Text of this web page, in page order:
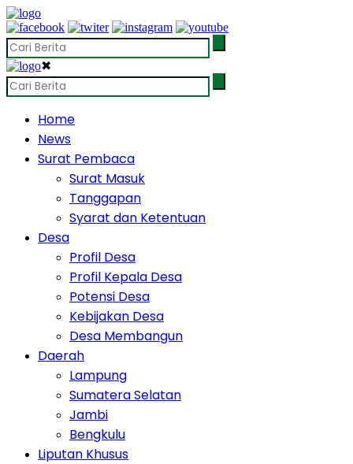
✖
Home
News
Surat Pembaca
Surat Masuk
Tanggapan
Syarat dan Ketentuan
Desa
Profil Desa
Profil Kepala Desa
Potensi Desa
Kebijakan Desa
Desa Membangun
Daerah
Lampung
Sumatera Selatan
Jambi
Bengkulu
Liputan Khusus